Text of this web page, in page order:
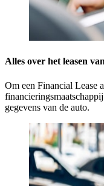
Alles over het leasen
Om een Financial Lease
gegevens van de auto.